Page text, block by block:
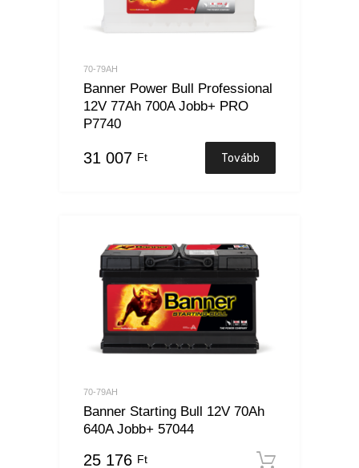
70-79AH
Banner Power Bull Professional
12V 77Ah 700A Jobb+ PRO
P7740
31 007 Ft Tovább
70-79AH
Banner Starting Bull 12V 70Ah
640A Jobb+ 57044
25 176 Ft